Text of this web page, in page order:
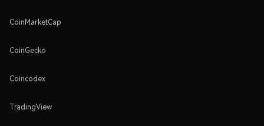
CoinMarketCap
CoinGecko
Coincodex
TradingView